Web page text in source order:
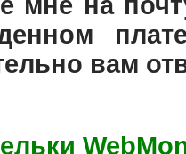
мне на
вам